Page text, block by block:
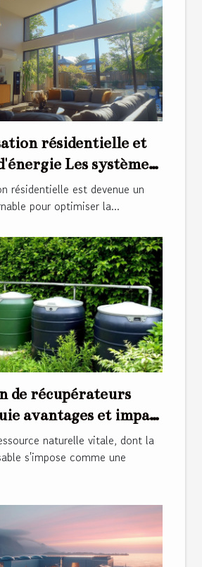
résidentielle et
Les systèmes
qui réduisent votre
résidentielle est devenue un
pour optimiser la...
de récupérateurs
avantages et impact
énergétique
naturelle vitale, dont la
s'impose comme une